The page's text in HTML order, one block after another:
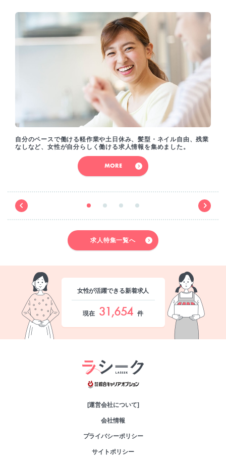
自分のペースで働ける軽作業や土日休み、髪型・ネイル自由、残業
なしなど、女性が自分らしく働ける求人情報を集めました。
MORE
求人特集一覧へ
女性が活躍できる新着求人
現在 31,654 件
[運営会社について]
会社情報
プライバシーポリシー
サイトポリシー